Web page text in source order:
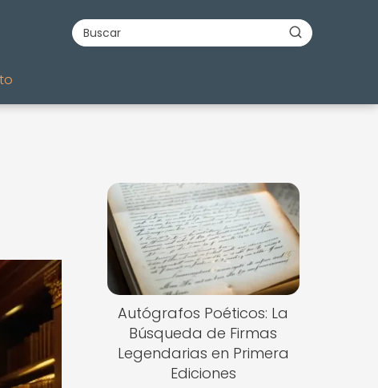
Autógrafos Poéticos: La
Búsqueda de Firmas
Legendarias en Primera
Ediciones